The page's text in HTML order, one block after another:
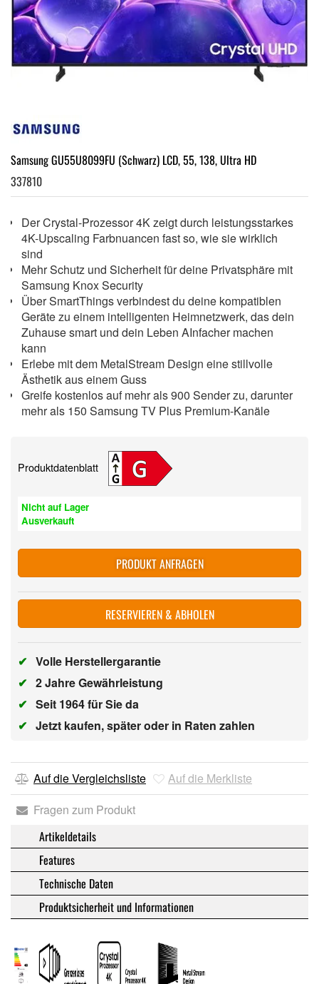
Samsung GU55U8099FU (Schwarz) LCD, 55, 138, Ultra HD
337810
Der Crystal-Prozessor 4K zeigt durch leistungsstarkes
4K-Upscaling Farbnuancen fast so, wie sie wirklich
sind
Mehr Schutz und Sicherheit für deine Privatsphäre mit
Samsung Knox Security
Über SmartThings verbindest du deine kompatiblen
Geräte zu einem intelligenten Heimnetzwerk, das dein
Zuhause smart und dein Leben AInfacher machen
kann
Erlebe mit dem MetalStream Design eine stillvolle
Ästhetik aus einem Guss
Greife kostenlos auf mehr als 900 Sender zu, darunter
mehr als 150 Samsung TV Plus Premium-Kanäle
Produktdatenblatt
Nicht auf Lager
Ausverkauft
PRODUKT ANFRAGEN
RESERVIEREN & ABHOLEN
✔ Volle Herstellergarantie
✔ 2 Jahre Gewährleistung
✔ Seit 1964 für Sie da
✔ Jetzt kaufen, später oder in Raten zahlen
Auf die Vergleichsliste
Auf die Merkliste
Fragen zum Produkt
Artikeldetails
Features
Technische Daten
Produktsicherheit und Informationen